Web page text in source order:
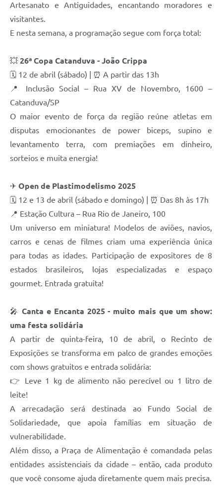
Diário Oficial
Artesanato e Antiguidades, encantando moradores e
visitantes.
E nesta semana, a programação segue com força total:
💥 26ª Copa Catanduva - João Crippa
🗓 12 de abril (sábado) | ⏰ A partir das 13h
📍 Inclusão Social – Rua XV de Novembro, 1600 –
Catanduva/SP
O maior evento de força da região reúne atletas em
disputas emocionantes de power biceps, supino e
levantamento terra, com premiações em dinheiro,
sorteios e muita energia!
✈ Open de Plastimodelismo 2025
🗓 12 e 13 de abril (sábado e domingo) | ⏰ Das 8h às 17h
📍 Estação Cultura – Rua Rio de Janeiro, 100
Um universo em miniatura! Modelos de aviões, navios,
carros e cenas de filmes criam uma experiência única
para todas as idades. Participação de expositores de 8
estados brasileiros, lojas especializadas e espaço
gourmet. Entrada gratuita!
🎤 Canta e Encanta 2025 - muito mais que um show:
uma festa solidária
A partir de quinta-feira, 10 de abril, o Recinto de
Exposições se transforma em palco de grandes emoções
com shows gratuitos e entrada solidária:
👉 Leve 1 kg de alimento não perecível ou 1 litro de
leite!
A arrecadação será destinada ao Fundo Social de
Solidariedade, que apoia famílias em situação de
vulnerabilidade.
Além disso, a Praça de Alimentação é comandada pelas
entidades assistenciais da cidade – então, cada produto
que você consome ajuda diretamente quem mais precisa.